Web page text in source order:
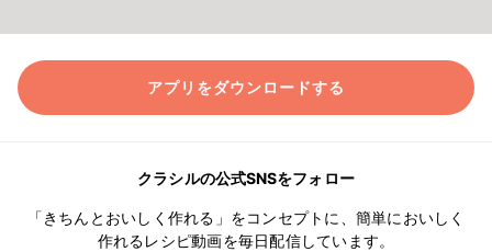
アプリをダウンロードする
クラシルの公式SNSをフォロー
「きちんとおいしく作れる」をコンセプトに、簡単においしく
作れるレシピ動画を毎日配信しています。